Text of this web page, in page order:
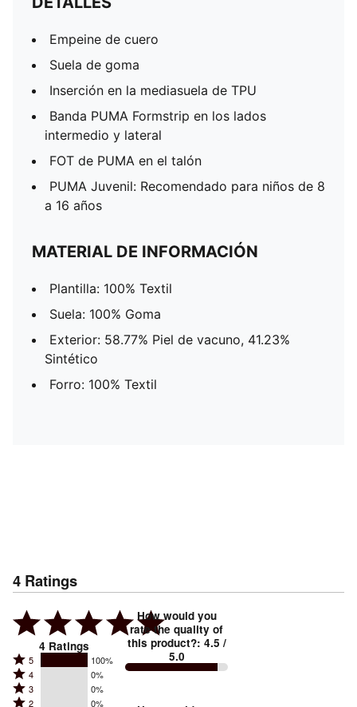
Empeine de cuero
Suela de goma
Inserción en la mediasuela de TPU
Banda PUMA Formstrip en los lados
intermedio y lateral
FOT de PUMA en el talón
PUMA Juvenil: Recomendado para niños de 8
a 16 años
MATERIAL DE INFORMACIÓN
Plantilla: 100% Textil
Suela: 100% Goma
Exterior: 58.77% Piel de vacuno, 41.23%
Sintético
Forro: 100% Textil
4 Ratings
4 Ratings
Rated
5
stars
5 100%
Rated
4
4 0%
Rated
3 0%
2 0%
How would you
rate the quality of
this product?: 4.5 /
5.0